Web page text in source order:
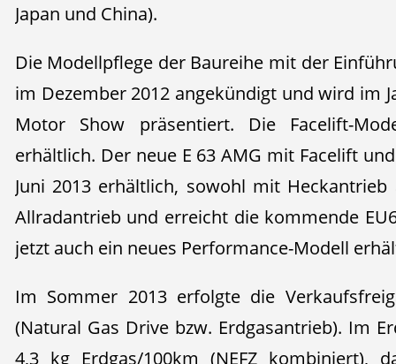
Japan und China).
Die Modellpflege der Baureihe mit der
im Dezember 2012 angekündigt und wird im
Motor Show präsentiert. Die Facelift-
erhältlich. Der neue E 63 AMG mit Facelift
Juni 2013 erhältlich, sowohl mit
Allradantrieb und erreicht die kommende
jetzt auch ein neues Performance-Modell
Im Sommer 2013 erfolgte die
(Natural Gas Drive bzw. Erdgasantrieb). Im
4,3 kg Erdgas/100km (NEFZ kombiniert),